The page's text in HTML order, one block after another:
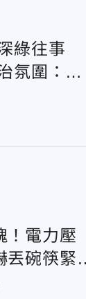
綠往事
氛圍：連
！電力壓
碗筷緊